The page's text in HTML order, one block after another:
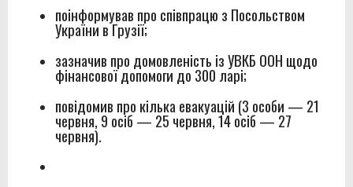
поінформував про співпрацю з Посольством
України в Грузії;
зазначив про домовленість із УВКБ ООН щодо
фінансової допомоги до 300 ларі;
повідомив про кілька евакуацій (3 особи — 21
червня, 9 осіб — 25 червня, 14 осіб — 27
червня).